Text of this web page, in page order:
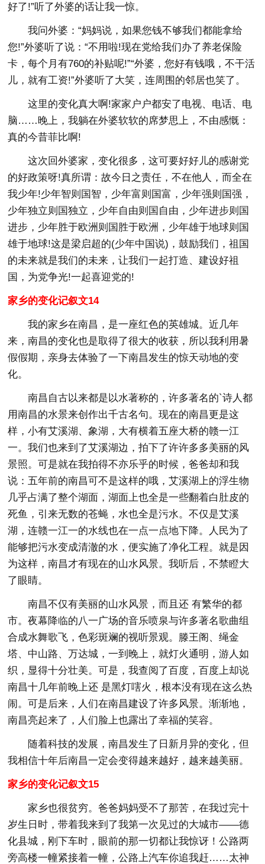
好了!”听了外婆的话让我一惊。
我问外婆：“妈妈说，如果您钱不够我们都能拿给
您!”外婆听了说：“不用啦!现在党给我们办了养老保险
卡，每个月有760的补贴呢!”“外婆，您好有钱哦，不干活
儿，就有工资!”外婆听了大笑，连周围的邻居也笑了。
这里的变化真大啊!家家户户都安了电视、电话、电
脑……晚上，我躺在外婆软软的席梦思上，不由感慨：
真的今昔菲比啊!
这次回外婆家，变化很多，这可要好好儿的感谢党
的好政策呀!真所谓：故今日之责任，不在他人，而全在
我少年!少年智则国智，少年富则国富，少年强则国强，
少年独立则国独立，少年自由则国自由，少年进步则国
进步，少年胜于欧洲则国胜于欧洲，少年雄于地球则国
雄于地球!这是梁启超的(少年中国说)，鼓励我们，祖国
的未来就是我们的未来，让我们一起打造、建设好祖
国，为党争光!一起喜迎党的!
家乡的变化记叙文14
我的家乡在南昌，是一座红色的英雄城。近几年
来，南昌的变化也是取得了很大的收获，所以我利用暑
假假期，亲身去体验了一下南昌发生的惊天动地的变
化。
南昌自古以来都是以水著称的，许多著名的`诗人都
用南昌的水景来创作出千古名句。现在的南昌更是这
样，小有艾溪湖、象湖，大有横着五座大桥的赣一江
一。我们也来到了艾溪湖边，拍下了许许多多美丽的风
景照。可是就在我拍得不亦乐乎的时候，爸爸却和我
说：五年前的南昌可不是这样的哦，艾溪湖上的浮生物
几乎占满了整个湖面，湖面上也全是一些翻着白肚皮的
死鱼，引来无数的苍蝇，水也全是污水。不仅是艾溪
湖，连赣一江一的水线也在一点一点地下降。人民为了
能够把污水变成清澈的水，便实施了净化工程。就是因
为这样，南昌才有现在的山水风景。我听后，不禁瞪大
了眼睛。
南昌不仅有美丽的山水风景，而且还 有繁华的都
市。夜幕降临的八一广场的音乐喷泉与许多著名歌曲组
合成水舞歌飞，色彩斑斓的视听景观。滕王阁、绳金
塔、中山路、万达城，一到晚上，就灯火通明，游人如
织，显得十分壮美。可是，我查阅了百度，百度上却说
南昌十几年前晚上还 是黑灯嗐火，根本没有现在这么热
闹。可是后来，人们在南昌建设了许多风景。渐渐地，
南昌亮起来了，人们脸上也露出了幸福的笑容。
随着科技的发展，南昌发生了日新月异的变化，但
我相信十年后南昌一定会变得越来越好，越来越美丽。
家乡的变化记叙文15
家乡也很贫穷。爸爸妈妈受不了那苦，在我过完十
岁生日时，带着我来到了我第一次见过的大城市——德
化县城，刚下车时，眼前的那一切都让我惊讶！公路两
旁高楼一幢紧接着一幢，公路上汽车你追我赶……太神